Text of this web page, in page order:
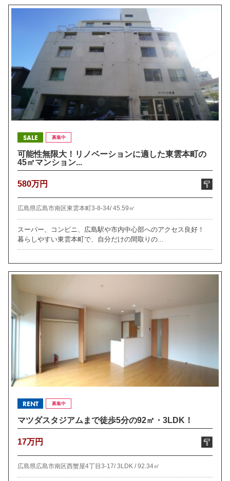
SALE 募集中
可能性無限大！リノベーションに適した東雲本町の
45㎡マンション...
580万円
広島県広島市南区東雲本町3-8-34/45.59㎡
スーパー、コンビニ、広島駅や市内中心部へのアクセス良好！
暮らしやすい東雲本町で、自分だけの間取りの...
RENT 募集中
マツダスタジアムまで徒歩5分の92㎡・3LDK！
17万円
広島県広島市南区西蟹屋4丁目3-17/3LDK /92.34㎡